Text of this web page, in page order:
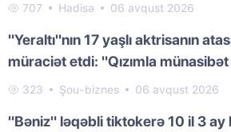
707 Hadisə 06 avqust 2026
"Yeraltı"nın 17 yaşlı aktrisanın
müraciət etdi: "Qızımla
323 Şou-biznes 06 avqust 2026
"Bəniz" ləqəbli tiktokerə 10 il 3 ay